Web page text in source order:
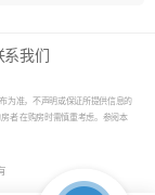
系我们
为准，不声明或保证所提供信息的
者 在购房时需慎重考虑。参阅本